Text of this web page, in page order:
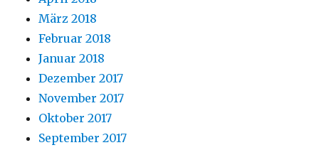
März 2018
Februar 2018
Januar 2018
Dezember 2017
November 2017
Oktober 2017
September 2017